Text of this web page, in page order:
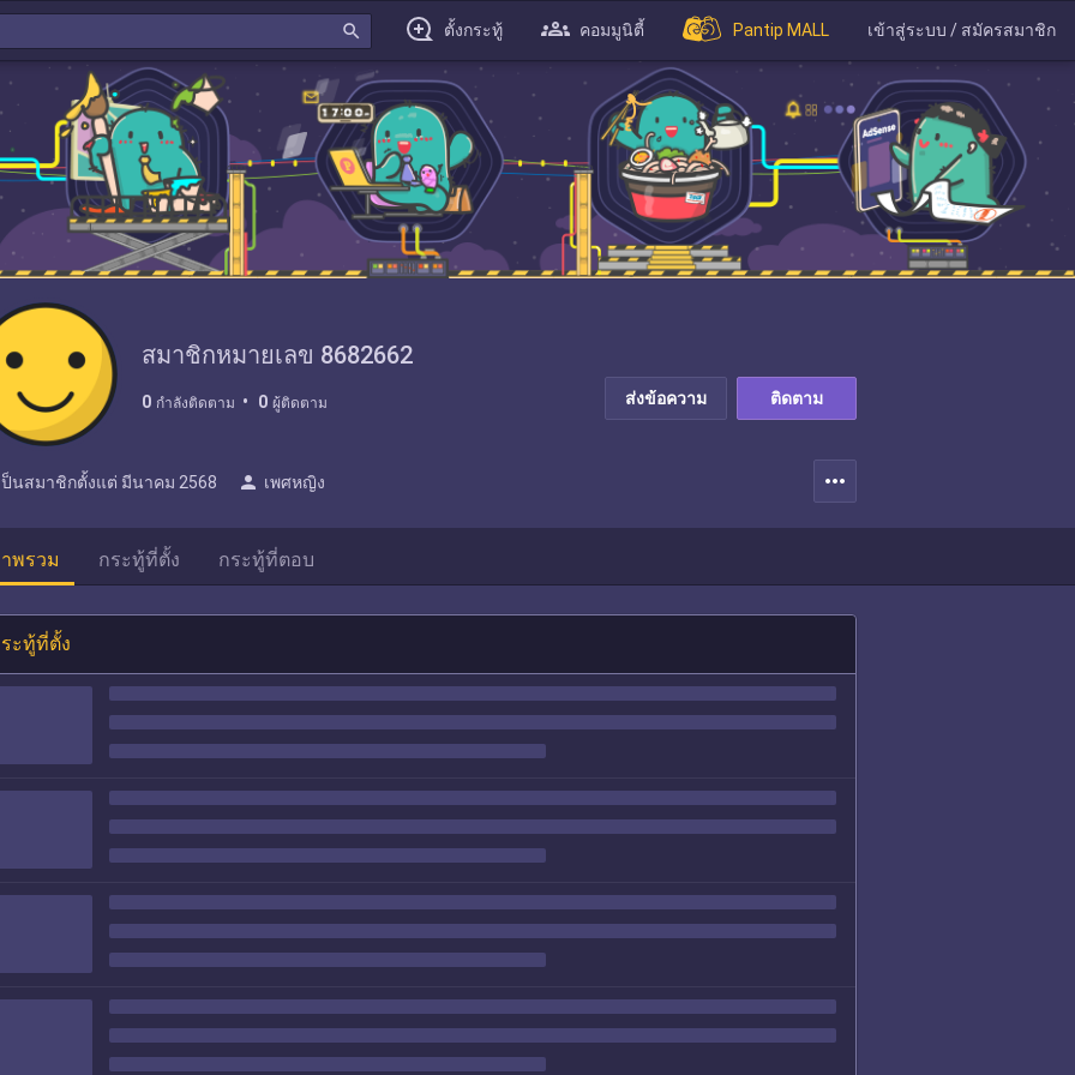
search ตั้งกระทู้ คอมมูนิตี้ Pantip MALL เข้าสู่ระบบ / สมัครสมาชิก
สมาชิกหมายเลข 8682662
0 กำลังติดตาม 0 ผู้ติดตาม ส่งข้อความ ติดตาม
ป็นสมาชิกตั้งแต่ มีนาคม 2568 person เพศหญิง more_horiz
พรวม กระทู้ที่ตั้ง กระทู้ที่ตอบ
ะทู้ที่ตั้ง